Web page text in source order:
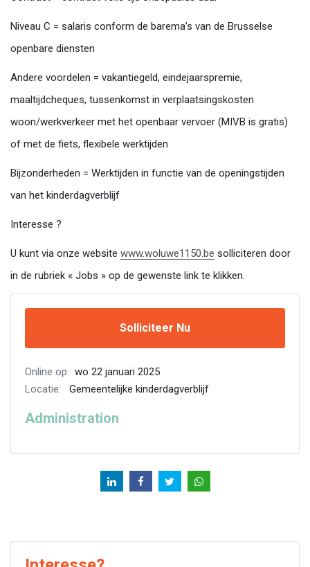
Niveau C = salaris conform de barema’s van de Brusselse
openbare diensten
Andere voordelen = vakantiegeld, eindejaarspremie,
maaltijdcheques, tussenkomst in verplaatsingskosten
woon/werkverkeer met het openbaar vervoer (MIVB is gratis)
of met de fiets, flexibele werktijden
Bijzonderheden = Werktijden in functie van de openingstijden
van het kinderdagverblijf
Interesse ?
U kunt via onze website www.woluwe1150.be solliciteren door
in de rubriek « Jobs » op de gewenste link te klikken.
Solliciteer Nu
Online op: wo 22 januari 2025
Locatie:
Gemeentelijke kinderdagverblijf
Administration